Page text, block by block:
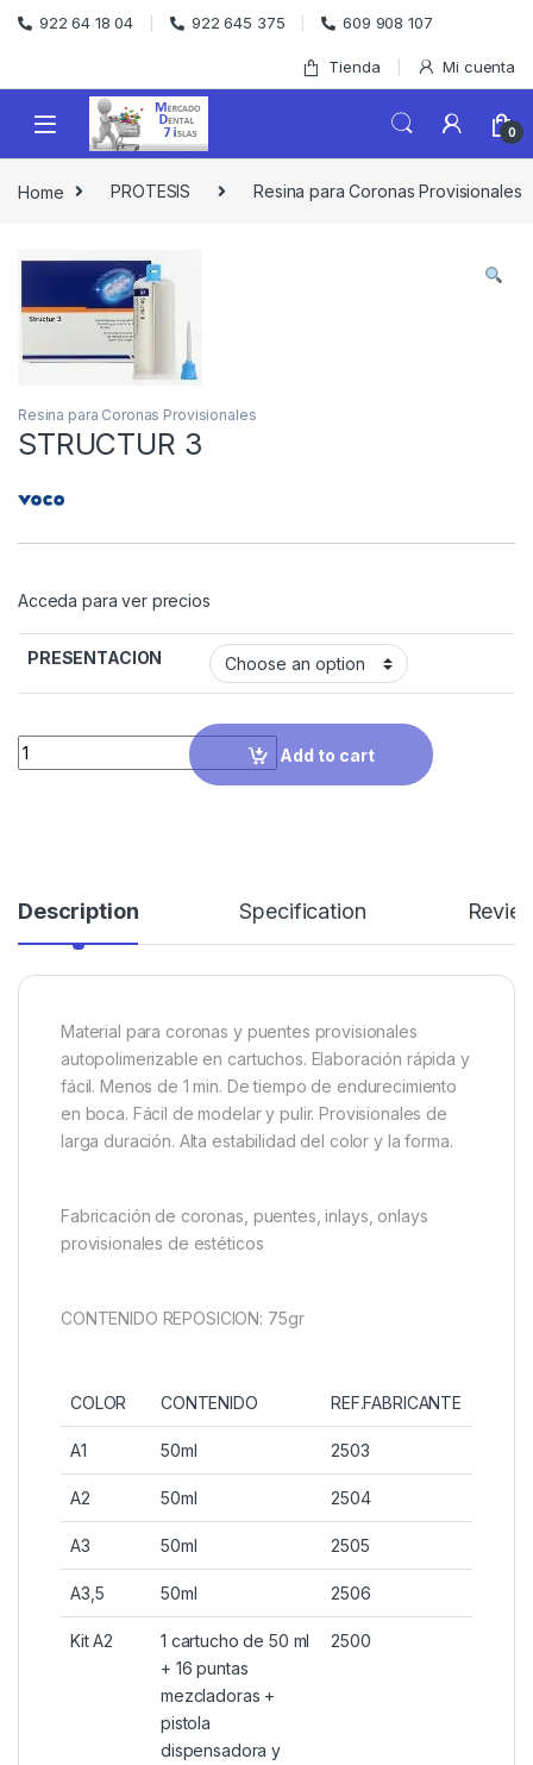
Skip to navigation
Skip to content
922 64 18 04 922 645 375 609 908 107
Tienda Mi cuenta
0
Home PROTESIS Resina para Coronas Provisionales
Resina para Coronas Provisionales
STRUCTUR 3
Acceda para ver precios
PRESENTACION
Quantity
Add to cart
Description Specification
Material para coronas y puentes provisionales
autopolimerizable en cartuchos. Elaboración rápida y
fácil. Menos de 1 min. De tiempo de endurecimiento
en boca. Fácil de modelar y pulir. Provisionales de
larga duración. Alta estabilidad del color y la forma.
Fabricación de coronas, puentes, inlays, onlays
provisionales de estéticos
CONTENIDO REPOSICION: 75gr
COLOR CONTENIDO REF.FABRICANTE
A1 50ml 2503
A2 50ml 2504
A3 50ml 2505
A3,5 50ml 2506
Kit A2
1 cartucho de 50 ml
+ 16 puntas
mezcladoras +
pistola
dispensadora y
2500